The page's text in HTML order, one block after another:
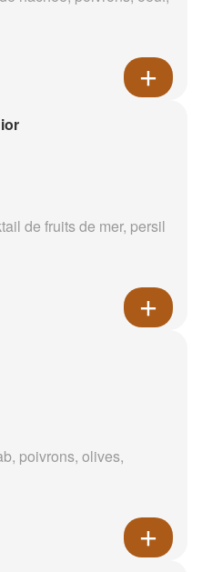
de fruits de mer, persil
poivrons, olives,